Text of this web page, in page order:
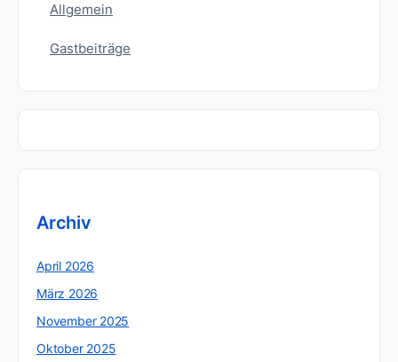
Allgemein
Gastbeiträge
Archiv
April 2026
März 2026
November 2025
Oktober 2025